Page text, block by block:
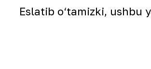
Eslatib o‘tamizki,